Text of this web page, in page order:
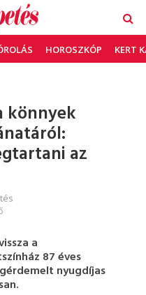
HOROSZKÓP KERT
könnyek
az
a
87 éves
nyugdíjas